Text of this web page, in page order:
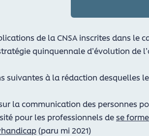
de la CNSA inscrites dans le
quinquennale d’évolution de
suivantes à la rédaction desquelles
la communication des personnes
pour les professionnels dese
(paru mi 2021)